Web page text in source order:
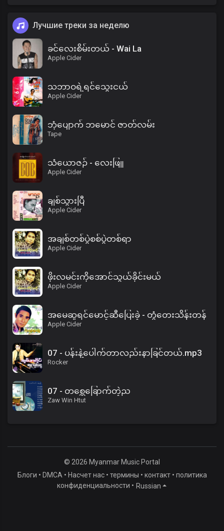
Лучшие треки за неделю
ခင်လေးစိမ်းတယ် - Wai La
Apple Cider
သဘာဝရဲ့ရင်သွေးငယ်
Apple Cider
ဘုံပျောက် ဘမောင် ဇာတ်လမ်း
Tape
သံယောဇဉ် - လေးဖြူ
Apple Cider
ချစ်သွားပြီ
Apple Cider
အချစ်တစ်ပွဲစစ်ပွဲတစ်ရာ
Apple Cider
ဖိုးလမင်းကိုအောင်သွယ်ခိုင်းမယ်
Apple Cider
အမေဆူရင်မောင့်ဆီပြေးခဲ့ - တွံတေးသိန်းတန်
Apple Cider
07 - ပန်းနဲ့ပေါက်တာလည်းနာခြင်တယ်.mp3
Rocker
07 - တစ္ဆေခြောက်တဲ့ည
Zaw Win Htut
© 2026 Myanmar Music Portal
Блоги • DMCA • Насчет нас• термины • контакт• политика
конфиденциальности • Russian